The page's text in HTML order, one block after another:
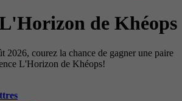
de Khéops
2026, courez la chance de gagner une paire
L'Horizon de Khéops!